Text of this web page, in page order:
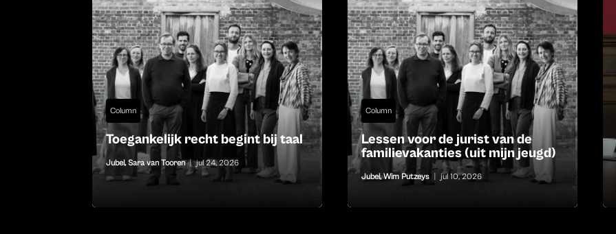
Column
Toegankelijk recht begint bij taal
Jubel,Sara van Tooren | jul 24, 2026
Column
Lessen voor de jurist van de
familievakanties (uit mijn jeugd)
Jubel,Wim Putzeys jul 10, 2026